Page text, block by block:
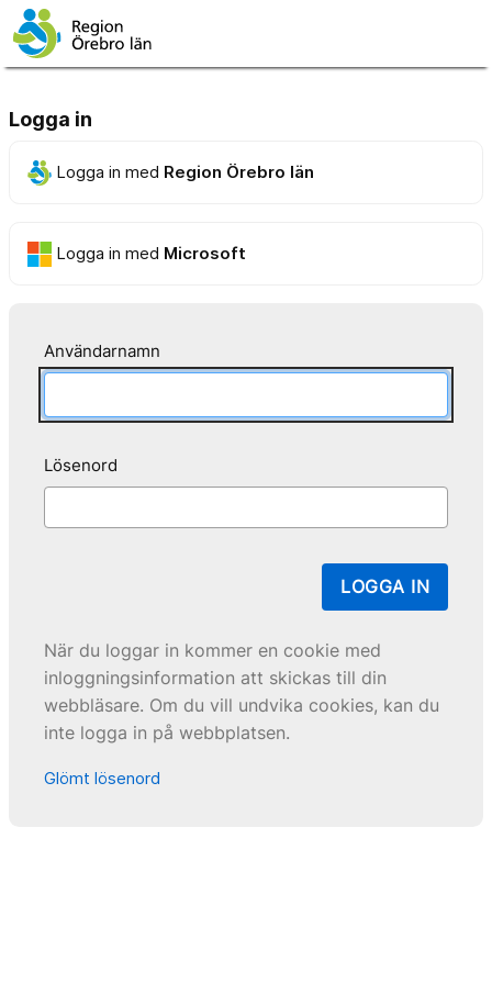
Logga in
Logga in med Region Örebro län
Logga in med Microsoft
Användarnamn
Lösenord
LOGGA IN
När du loggar in kommer en cookie med
inloggningsinformation att skickas till din
webbläsare. Om du vill undvika cookies, kan du
inte logga in på webbplatsen.
Glömt lösenord